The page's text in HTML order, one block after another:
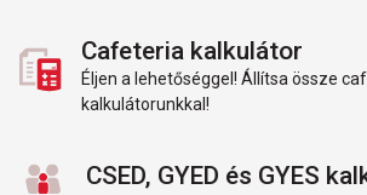
Cafeteria kalkulátor
Éljen a lehetőséggel! Állítsa össze
kalkulátorunkkal!
CSED, GYED és GYES